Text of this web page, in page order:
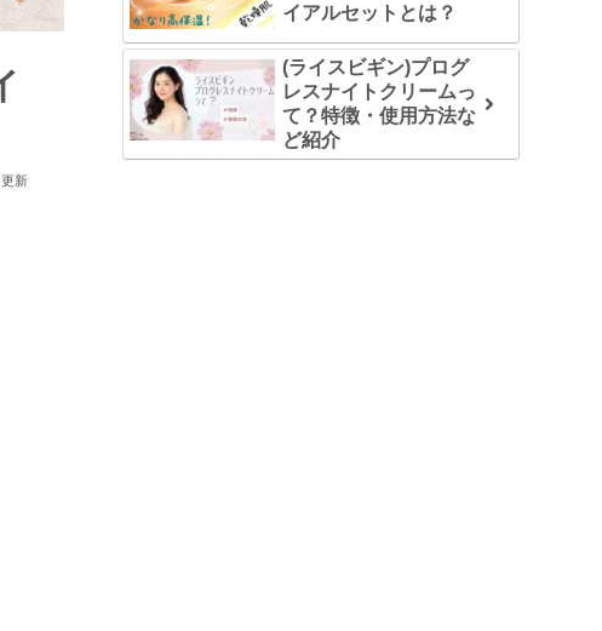
新
イアルセットとは？
(ライスビギン)プログ
レスナイトクリームっ
て？特徴・使用方法な
ど紹介